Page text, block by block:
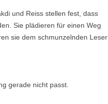
und Reiss stellen fest, dass
Sie plädieren für einen Weg
sie dem schmunzelnden Leser
gerade nicht passt.